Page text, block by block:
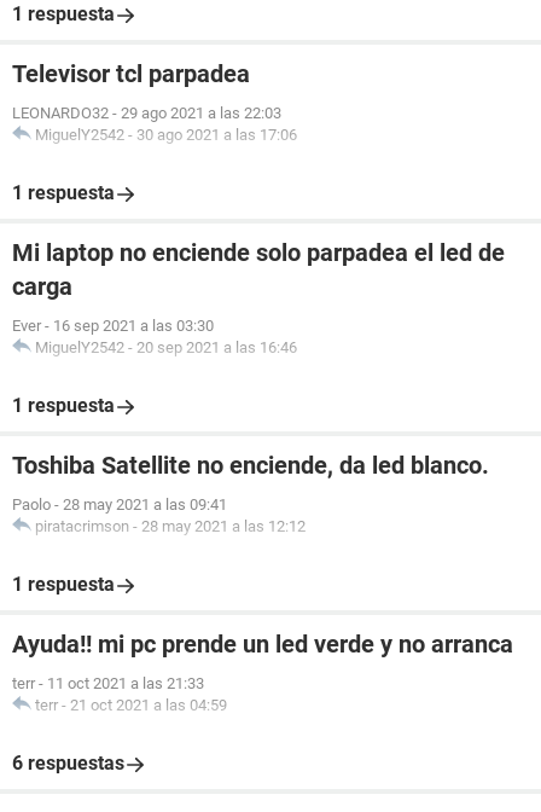
1 respuesta
Televisor tcl parpadea
LEONARDO32 - 29 ago 2021 a las 22:03
MiguelY2542 - 30 ago 2021 a las 17:06
1 respuesta
Mi laptop no enciende solo parpadea el led de
carga
Ever - 16 sep 2021 a las 03:30
MiguelY2542 - 20 sep 2021 a las 16:46
1 respuesta
Toshiba Satellite no enciende, da led blanco.
Paolo - 28 may 2021 a las 09:41
piratacrimson - 28 may 2021 a las 12:12
1 respuesta
Ayuda!! mi pc prende un led verde y no arranca
terr - 11 oct 2021 a las 21:33
terr - 21 oct 2021 a las 04:59
6 respuestas